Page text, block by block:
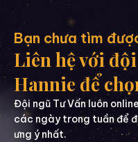
Bạn chưa tìm
Liên hệ với
Hannie để
Đội ngũ Tư Vấn luôn
các ngày trong tuần để
ưng ý nhất.